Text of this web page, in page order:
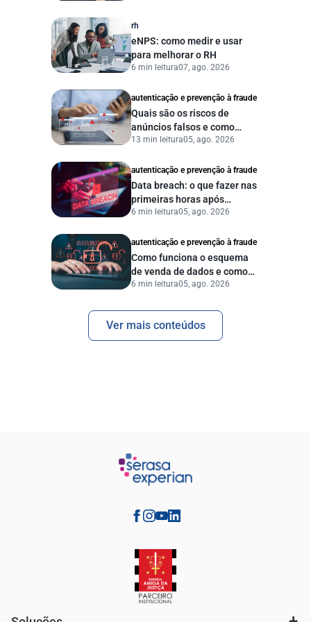
rh
eNPS: como medir e usar
para melhorar o RH
6 min leitura07, ago. 2026
autenticação e prevenção à fraude
Quais são os riscos de
anúncios falsos e como
proteger seu negócio?
13 min leitura05, ago. 2026
autenticação e prevenção à fraude
Data breach: o que fazer nas
primeiras horas após
vazamento de dados?
6 min leitura05, ago. 2026
autenticação e prevenção à fraude
Como funciona o esquema
de venda de dados e como
proteger sua empresa?
6 min leitura05, ago. 2026
Ver mais conteúdos